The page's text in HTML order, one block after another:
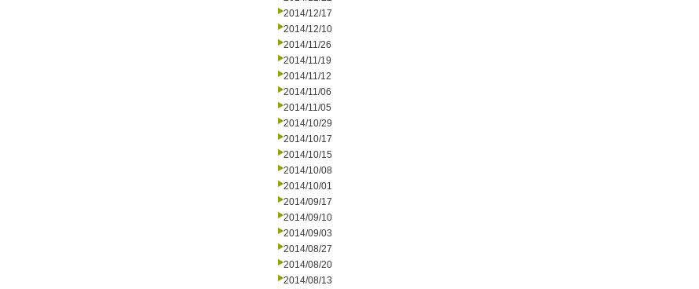
2014/12/17
2014/12/10
2014/11/26
2014/11/19
2014/11/12
2014/11/06
2014/11/05
2014/10/29
2014/10/17
2014/10/15
2014/10/08
2014/10/01
2014/09/17
2014/09/10
2014/09/03
2014/08/27
2014/08/20
2014/08/13